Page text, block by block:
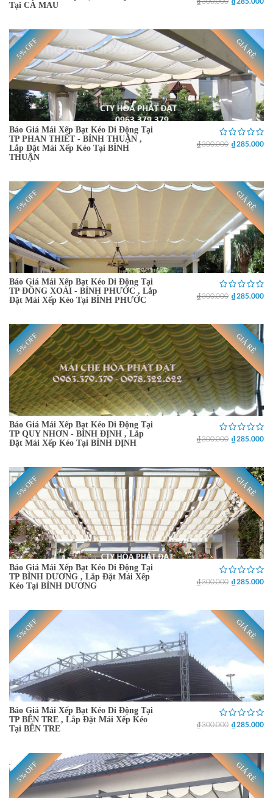
Tại CÀ MAU
5% OFF GIÁ RẺ
Báo Giá Mái Xếp Bạt Kéo Di Động Tại
TP PHAN THIẾT - BÌNH THUẬN ,
Lắp Đặt Mái Xếp Kéo Tại BÌNH
THUẬN
₫ 300.000 ₫ 285.000
5% OFF GIÁ RẺ
Báo Giá Mái Xếp Bạt Kéo Di Động Tại
TP ĐỒNG XOÀI - BÌNH PHƯỚC , Lắp
Đặt Mái Xếp Kéo Tại BÌNH PHƯỚC
₫ 300.000 ₫ 285.000
5% OFF GIÁ RẺ
Báo Giá Mái Xếp Bạt Kéo Di Động Tại
TP QUY NHƠN - BÌNH ĐỊNH , Lắp
Đặt Mái Xếp Kéo Tại BÌNH ĐỊNH
₫ 300.000 ₫ 285.000
5% OFF GIÁ RẺ
Báo Giá Mái Xếp Bạt Kéo Di Động Tại
TP BÌNH DƯƠNG , Lắp Đặt Mái Xếp
Kéo Tại BÌNH DƯƠNG
₫ 300.000 ₫ 285.000
5% OFF GIÁ RẺ
Báo Giá Mái Xếp Bạt Kéo Di Động Tại
TP BÊN TRE , Lắp Đặt Mái Xếp Kéo
Tại BÊN TRE
₫ 300.000 ₫ 285.000
5% OFF GIÁ RẺ